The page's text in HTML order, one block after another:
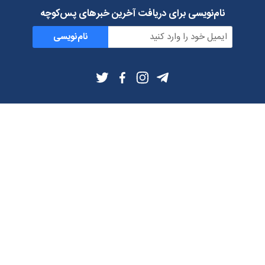
نام‌نویسی برای دریافت آخرین خبرهای پس‌کوچه
نام‌نویسی